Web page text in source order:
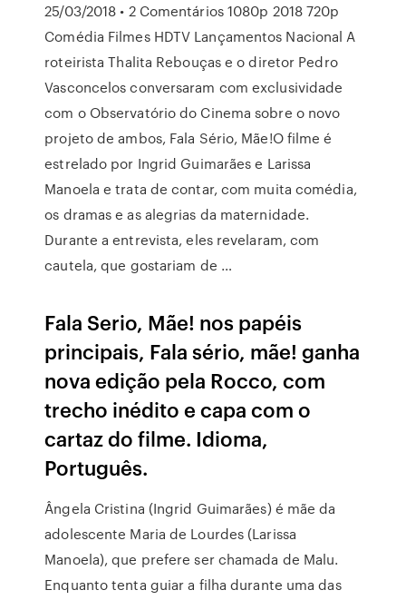
25/03/2018 • 2 Comentários 1080p 2018 720p
Comédia Filmes HDTV Lançamentos Nacional A
roteirista Thalita Rebouças e o diretor Pedro
Vasconcelos conversaram com exclusividade
com o Observatório do Cinema sobre o novo
projeto de ambos, Fala Sério, Mãe!O filme é
estrelado por Ingrid Guimarães e Larissa
Manoela e trata de contar, com muita comédia,
os dramas e as alegrias da maternidade.
Durante a entrevista, eles revelaram, com
cautela, que gostariam de …
Fala Serio, Mãe! nos papéis
principais, Fala sério, mãe! ganha
nova edição pela Rocco, com
trecho inédito e capa com o
cartaz do filme. Idioma,
Português.
Ângela Cristina (Ingrid Guimarães) é mãe da
adolescente Maria de Lourdes (Larissa
Manoela), que prefere ser chamada de Malu.
Enquanto tenta guiar a filha durante uma das